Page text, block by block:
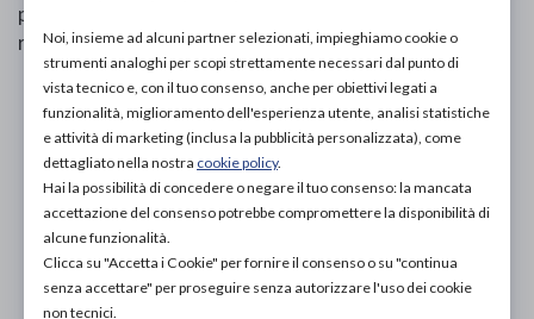
piedi sensibili. Ideale per chi cerca uno stile sobrio senza
rinunciare al benessere.
PROVA E ACQUISTA IN NEGOZIO
DA148,00€
PROVA E NOLEGGIA IN NEGOZIO
NON DISPONIBILE
ACQUISTA ONLINE
NON DISPONIBILE
Noi, insieme ad alcuni partner selezionati, impieghiamo cookie o
strumenti analoghi per scopi strettamente necessari dal punto di
vista tecnico e, con il tuo consenso, anche per obiettivi legati a
funzionalità, miglioramento dell'esperienza utente, analisi statistiche
e attività di marketing (inclusa la pubblicità personalizzata), come
dettagliato nella nostra cookie policy.
Hai la possibilità di concedere o negare il tuo consenso: la mancata
accettazione del consenso potrebbe compromettere la disponibilità di
alcune funzionalità.
Clicca su "Accetta i Cookie" per fornire il consenso o su "continua
senza accettare" per proseguire senza autorizzare l'uso dei cookie
non tecnici.